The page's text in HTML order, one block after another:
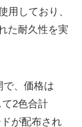
用しており、
た耐久性を実
で、価格は
2色合計
が配布され